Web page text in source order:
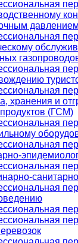
давлением
хранения и
(ГСМ)